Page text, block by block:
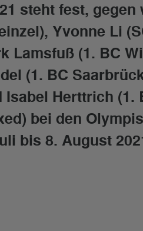
steht fest,
Yvonne Li
Lamsfuß (1. BC
(1. BC
Isabel Herttrich (1.
bei den
bis 8. August